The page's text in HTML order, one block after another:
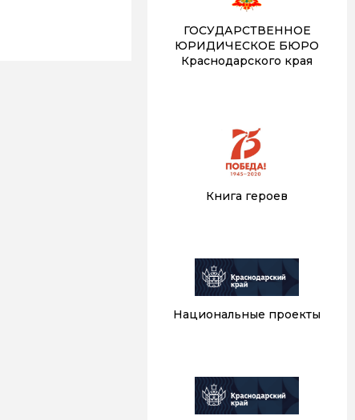
ГОСУДАРСТВЕННОЕ
ЮРИДИЧЕСКОЕ БЮРО
Краснодарского края
Книга героев
Национальные проекты